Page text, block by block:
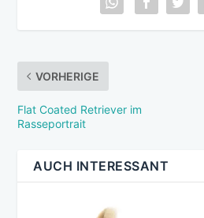
VORHERIGE
Flat Coated Retriever im
Rasseportrait
AUCH INTERESSANT